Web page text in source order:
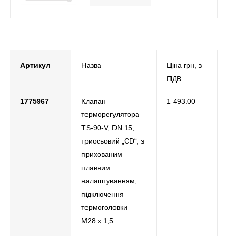
Артикул Назва
Ціна грн, з
ПДВ
1775967
Клапан
терморегулятора
TS-90-V, DN 15,
триосьовий „CD“, з
прихованим
плавним
налаштуванням,
підключення
термоголовки –
М28 х 1,5
1 493.00